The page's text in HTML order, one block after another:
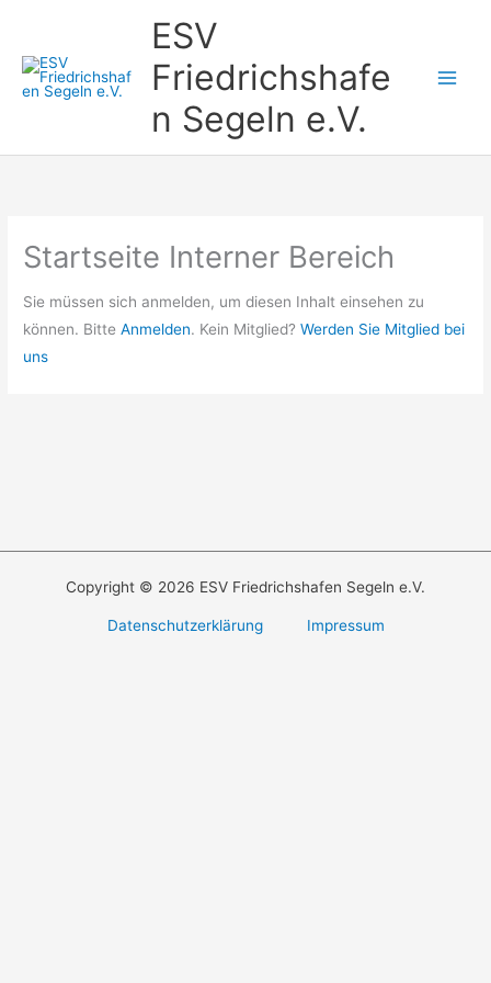
springen
ESV
Friedrichshafe
n Segeln e.V.
Startseite Interner Bereich
Sie müssen sich anmelden, um diesen Inhalt einsehen zu
können. BitteAnmelden. Kein Mitglied?Werden Sie Mitglied bei
uns
Copyright © 2026 ESV Friedrichshafen Segeln e.V.
Datenschutzerklärung Impressum